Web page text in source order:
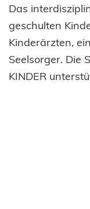
Das
geschulten
Kinderärzten,
Seelsorger. Die
KINDER